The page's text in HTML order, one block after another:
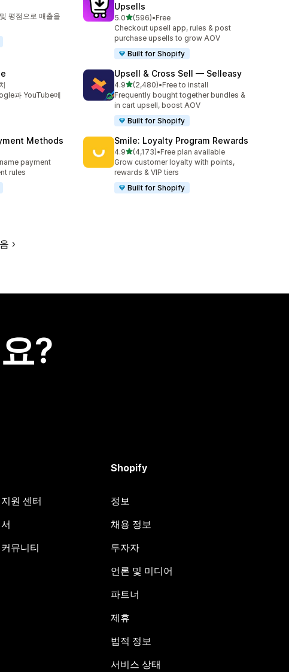
평점으로 매출을
Upsells
5.0별 5개 중
(596)
총 리뷰 596개
•Free
Checkout upsell app, rules & post
purchase upsells to grow AOV
Built for Shopify
과 YouTube에
Upsell & Cross Sell — Selleasy
4.9별 5개 중
(2,480)
총 리뷰 2480개
•Free to install
Frequently bought together bundles &
in cart upsell, boost AOV
Built for Shopify
Methods
payment
rules
Smile: Loyalty Program Rewards
4.9별 5개 중
(4,173)
총 리뷰 4173개
•Free plan available
Grow customer loyalty with points,
rewards & VIP tiers
Built for Shopify
?
원 센터
뮤니티
Shopify
정보
채용 정보
투자자
언론 및 미디어
파트너
제휴
법적 정보
서비스 상태